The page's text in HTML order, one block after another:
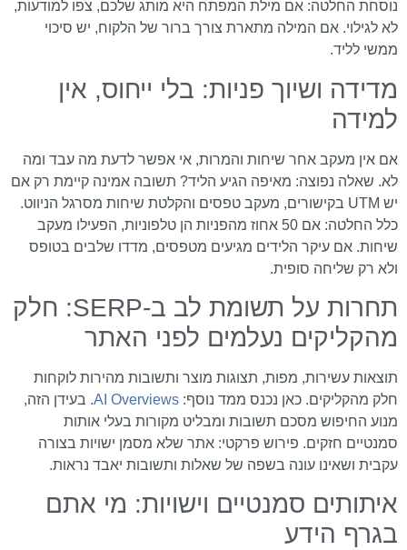
נוסחת החלטה: אם מילת המפתח היא מותג שלכם, צפו למודעות,
לא לגילוי. אם המילה מתארת צורך ברור של הלקוח, יש סיכוי
ממשי לליד.
מדידה ושיוך פניות: בלי ייחוס, אין
למידה
אם אין מעקב אחר שיחות והמרות, אי אפשר לדעת מה עבד ומה
לא. שאלה נפוצה: מאיפה הגיע הליד? תשובה אמינה קיימת רק אם
יש UTM בקישורים, מעקב טפסים והקלטת שיחות מסרגל הניווט.
כלל החלטה: אם 50 אחוז מהפניות הן טלפוניות, הפעילו מעקב
שיחות. אם עיקר הלידים מגיעים מטפסים, מדדו שלבים בטופס
ולא רק שליחה סופית.
תחרות על תשומת לב ב-SERP: חלק
מהקליקים נעלמים לפני האתר
תוצאות עשירות, מפות, תצוגות מוצר ותשובות מהירות לוקחות
חלק מהקליקים. כאן נכנס ממד נוסף: AI Overviews. בעידן הזה,
מנוע החיפוש מסכם תשובות ומבליט מקורות בעלי אותות
סמנטיים חזקים. פירוש פרקטי: אתר שלא מסמן ישויות בצורה
עקבית ושאינו עונה בשפה של שאלות ותשובות יאבד נראות.
איתותים סמנטיים וישויות: מי אתם
בגרף הידע